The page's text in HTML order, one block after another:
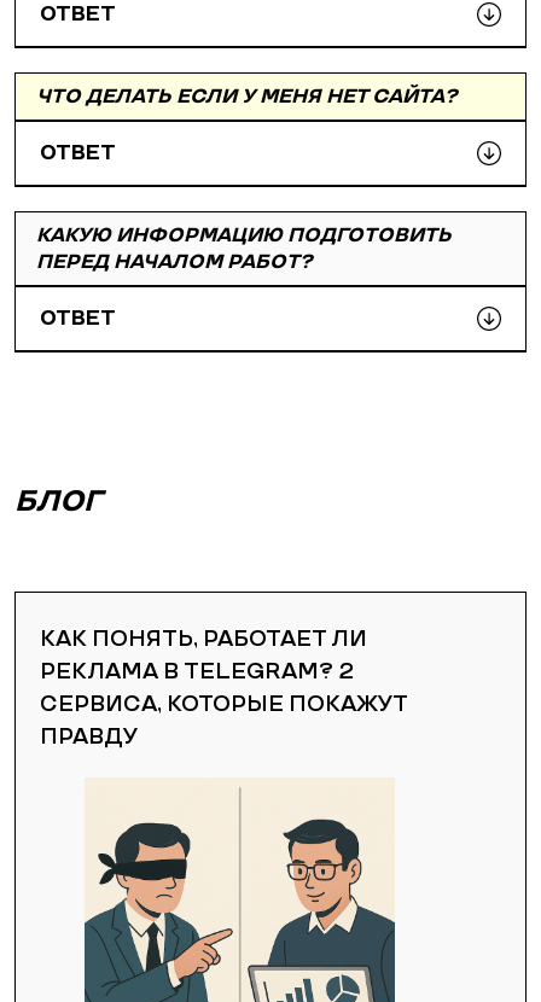
ОТВЕТ
ЧТО ДЕЛАТЬ ЕСЛИ У МЕНЯ НЕТ САЙТА?
ОТВЕТ
КАКУЮ ИНФОРМАЦИЮ ПОДГОТОВИТЬ
ПЕРЕД НАЧАЛОМ РАБОТ?
ОТВЕТ
БЛОГ
КАК ПОНЯТЬ, РАБОТАЕТ ЛИ
РЕКЛАМА В TELEGRAM? 2
СЕРВИСА, КОТОРЫЕ ПОКАЖУТ
ПРАВДУ